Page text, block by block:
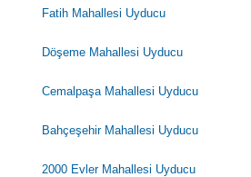
Fatih Mahallesi Uyducu
Döşeme Mahallesi Uyducu
Cemalpaşa Mahallesi Uyducu
Bahçeşehir Mahallesi Uyducu
2000 Evler Mahallesi Uyducu